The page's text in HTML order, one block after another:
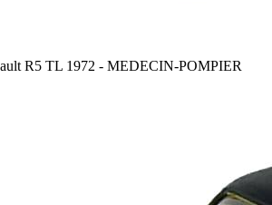
R5 TL 1972 - MEDECIN-POMPIER